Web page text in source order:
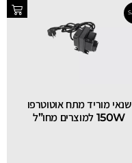
שנאי מוריד מתח אוטוטרפו
150W למוצרים מחו”ל